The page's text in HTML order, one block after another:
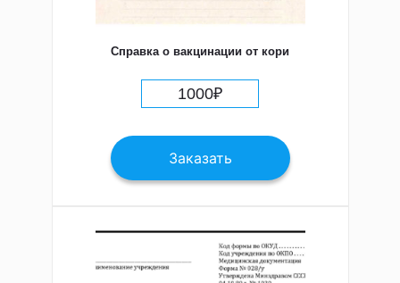
Справка о вакцинации от кори
1000₽
Заказать